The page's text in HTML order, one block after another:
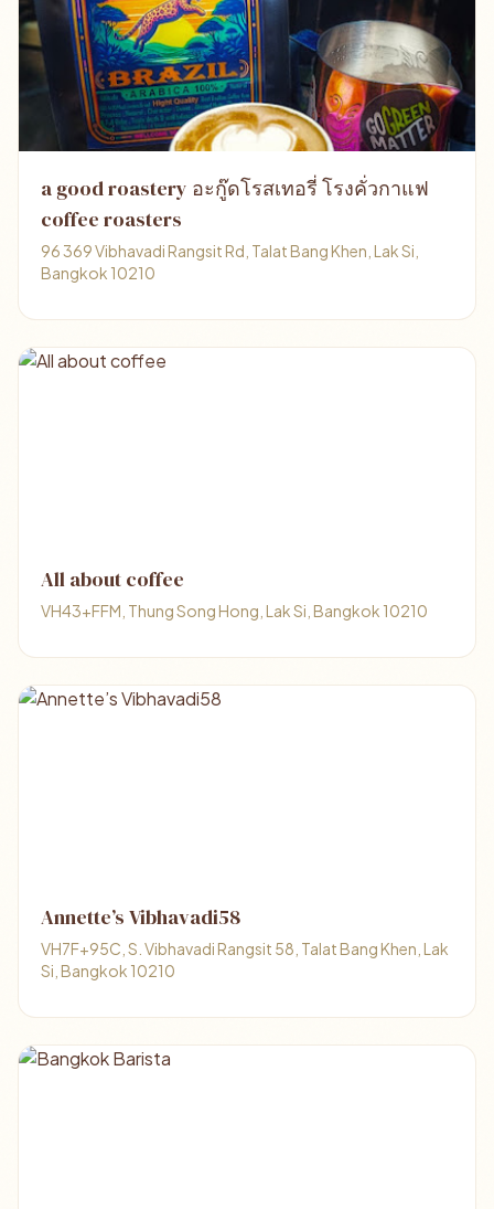
a good roastery อะกู๊ดโรสเทอรี่ โรงคั่วกาแฟ
coffee roasters
96 369 Vibhavadi Rangsit Rd, Talat Bang Khen, Lak Si,
Bangkok 10210
All about coffee
VH43+FFM, Thung Song Hong, Lak Si, Bangkok 10210
Annette’s Vibhavadi58
VH7F+95C, S. Vibhavadi Rangsit 58, Talat Bang Khen, Lak
Si, Bangkok 10210